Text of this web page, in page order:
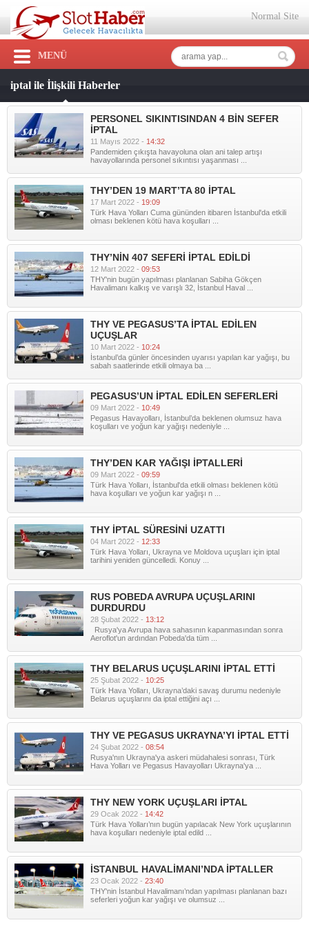
Normal Site
MENÜ
iptal ile İlişkili Haberler
PERSONEL SIKINTISINDAN 4 BİN SEFER
İPTAL
11 Mayıs 2022 - 14:32
Pandemiden çıkışta havayoluna olan ani talep artışı
havayollarında personel sıkıntısı yaşanması ...
THY’DEN 19 MART’TA 80 İPTAL
17 Mart 2022 - 19:09
Türk Hava Yolları Cuma gününden itibaren İstanbul'da etkili
olması beklenen kötü hava koşulları ...
THY’NİN 407 SEFERİ İPTAL EDİLDİ
12 Mart 2022 - 09:53
THY'nin bugün yapılması planlanan Sabiha Gökçen
Havalimanı kalkış ve varışlı 32, İstanbul Haval ...
THY VE PEGASUS’TA İPTAL EDİLEN
UÇUŞLAR
10 Mart 2022 - 10:24
İstanbul’da günler öncesinden uyarısı yapılan kar yağışı, bu
sabah saatlerinde etkili olmaya ba ...
PEGASUS’UN İPTAL EDİLEN SEFERLERİ
09 Mart 2022 - 10:49
Pegasus Havayolları, İstanbul’da beklenen olumsuz hava
koşulları ve yoğun kar yağışı nedeniyle ...
THY’DEN KAR YAĞIŞI İPTALLERİ
09 Mart 2022 - 09:59
Türk Hava Yolları, İstanbul'da etkili olması beklenen kötü
hava koşulları ve yoğun kar yağışı n ...
THY İPTAL SÜRESİNİ UZATTI
04 Mart 2022 - 12:33
Türk Hava Yolları, Ukrayna ve Moldova uçuşları için iptal
tarihini yeniden güncelledi. Konuy ...
RUS POBEDA AVRUPA UÇUŞLARINI
DURDURDU
28 Şubat 2022 - 13:12
Rusya'ya Avrupa hava sahasının kapanmasından sonra
Aeroflot'un ardından Pobeda'da tüm ...
THY BELARUS UÇUŞLARINI İPTAL ETTİ
25 Şubat 2022 - 10:25
Türk Hava Yolları, Ukrayna’daki savaş durumu nedeniyle
Belarus uçuşlarını da iptal ettiğini açı ...
THY VE PEGASUS UKRAYNA’YI İPTAL ETTİ
24 Şubat 2022 - 08:54
Rusya'nın Ukrayna'ya askeri müdahalesi sonrası, Türk
Hava Yolları ve Pegasus Havayolları Ukrayna'ya ...
THY NEW YORK UÇUŞLARI İPTAL
29 Ocak 2022 - 14:42
Türk Hava Yolları’nın bugün yapılacak New York uçuşlarının
hava koşulları nedeniyle iptal edild ...
İSTANBUL HAVALİMANI’NDA İPTALLER
23 Ocak 2022 - 23:40
THY'nin İstanbul Havalimanı’ndan yapılması planlanan bazı
seferleri yoğun kar yağışı ve olumsuz ...